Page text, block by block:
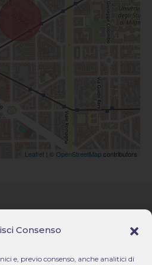
Consenso
e, previo consenso, anche analitici di
Leaflet | © OpenStreetMapcontributors
351